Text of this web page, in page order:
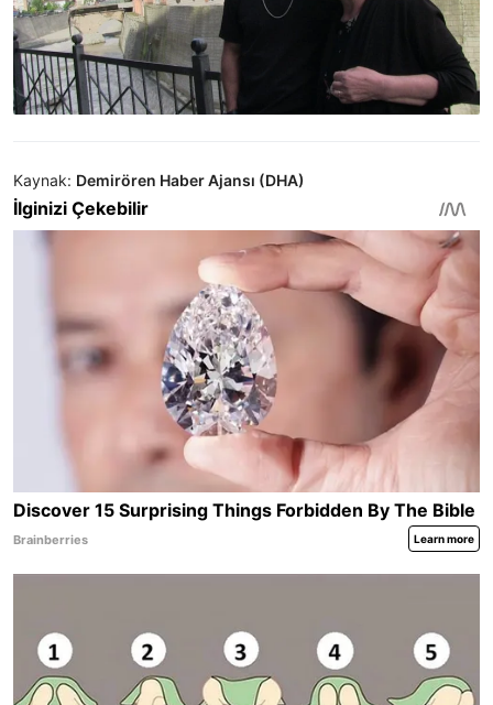
Kaynak: Demirören Haber Ajansı (DHA)